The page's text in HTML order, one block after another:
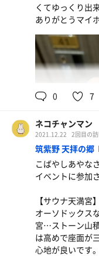
アジフライ定食
人生で一度は
イの概念が変
皆さんのマナー
見して勉強させ
男性女性どちら
初めての作業や
お掛けしたと
皆さんの温かい
した！
くてゆっくり出
ありがとうマイ
0 7
ネコチャンマン
2021.12.22 2回目の
筑紫野 天拝の郷
こばやしあやな
イベントに参加
【サウナ天満宮】
オーソドックス
宮…ストーン山
は高めで座面が
心地が良いです。